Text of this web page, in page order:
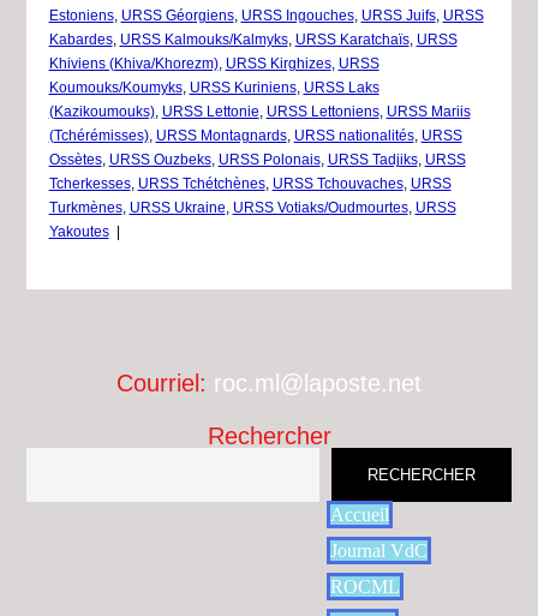
Estoniens, URSS Géorgiens, URSS Ingouches, URSS Juifs, URSS
Kabardes, URSS Kalmouks/Kalmyks, URSS Karatchaïs, URSS
Khiviens (Khiva/Khorezm), URSS Kirghizes, URSS
Koumouks/Koumyks, URSS Kuriniens, URSS Laks
(Kazikoumouks), URSS Lettonie URSS Lettoniens, URSS Mariis
(Tchérémisses), URSS Montagnards, URSS nationalités, URSS
Ossètes, URSS Ouzbeks, URSS Polonais, URSS Tadjiks, URSS
Tcherkesses, URSS Tchétchènes, URSS Tchouvaches, URSS
Turkmènes, URSS Ukraine URSS Votiaks/Oudmourtes, URSS
Yakoutes
Courriel: roc.ml@laposte.net
Rechercher
RECHERCHER
Accueil
Journal VdC
ROCML